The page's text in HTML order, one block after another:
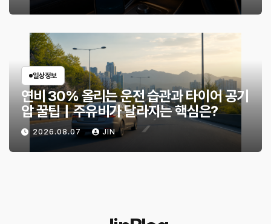
일상정보
연비 30% 올리는 운전 습관과 타이어 공기
압 꿀팁｜주유비가 달라지는 핵심은?
2026.08.07 JIN